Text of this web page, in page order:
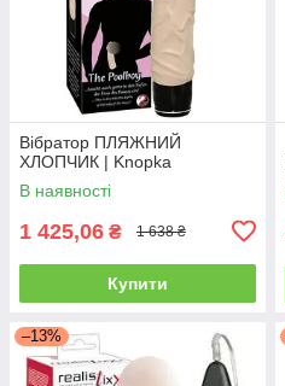
Вібратор ПЛЯЖНИЙ
ХЛОПЧИК | Knopka
В наявності
1 425,06 ₴ 1 638 ₴
Купити
–13%